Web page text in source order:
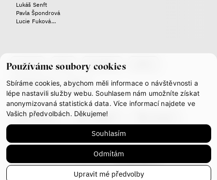
Používáme soubory cookies
Sbíráme cookies, abychom měli informace o návštěvnosti a
lépe nastavili služby webu. Souhlasem nám umožníte získat
anonymizovaná statistická data. Více informací najdete ve
Vašich předvolbách. Děkujeme!
Souhlasím
Odmítám
Upravit mé předvolby
Nová pravidla – o světě
pro jedno procento
s Ondřejem Slačálkem,
Miroslavem Palanským,
Lucií Trlifajovou
Jakub Rákosník
Ondřej Slačálek
Miroslav Palanský
Lucie Trlifajová
Kateřina Smejkalová
Lukáš Senft
Pavla Špondrová
Lucie Fuková
co je if tým kontakty
partnerství gdpr
facebook instagram
This work is licensed underCC BY-NC-ND 4.0